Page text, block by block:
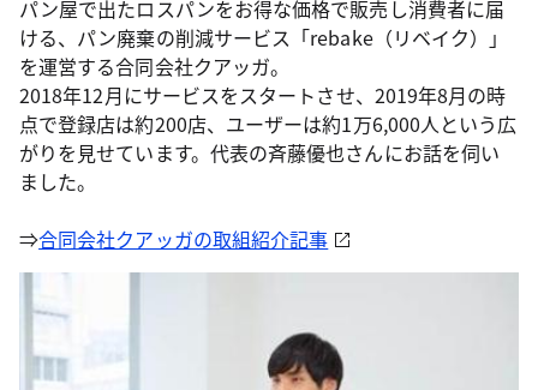
パン屋で出たロスパンをお得な価格で販売し消費者に届
ける、パン廃棄の削減サービス「rebake（リベイク）」
を運営する合同会社クアッガ。
2018年12月にサービスをスタートさせ、2019年8月の時
点で登録店は約200店、ユーザーは約1万6,000人という広
がりを見せています。代表の斉藤優也さんにお話を伺い
ました。
⇒合同会社クアッガの取組紹介記事